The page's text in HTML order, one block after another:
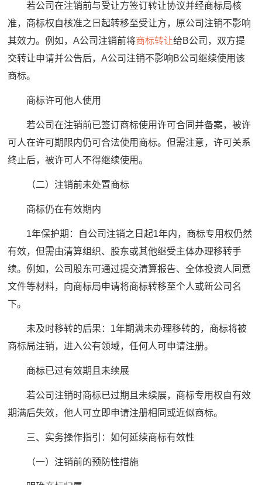
若公司在注销前与受让方签订转让协议并经商标局核
准，商标权自核准之日起转移至受让方，原公司注销不影响
其效力。例如，A公司注销前将商标转让给B公司，双方提
交转让申请并公告后，A公司注销不影响B公司继续使用该
商标。
商标许可他人使用
若公司在注销前已签订商标使用许可合同并备案，被许
可人在许可期限内仍可合法使用商标。但需注意，许可关系
终止后，被许可人不得继续使用。
（二）注销前未处置商标
商标仍在有效期内
1年保护期：自公司注销之日起1年内，商标专用权仍然
有效，但需由清算组织、股东或其他继受主体办理移转手
续。例如，公司股东可通过提交清算报告、全体投资人同意
文件等材料，向商标局申请将商标转移至个人或新公司名
下。
未及时移转的后果：1年期满未办理移转的，商标将被
商标局注销，进入公有领域，任何人可申请注册。
商标已过有效期且未续展
若公司注销时商标已过期且未续展，商标专用权自有效
期满后失效，他人可立即申请注册相同或近似商标。
三、实务操作指引：如何延续商标有效性
（一）注销前的预防性措施